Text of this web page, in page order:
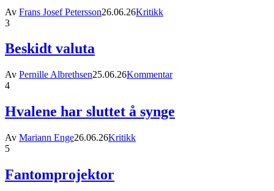
Av Frans Josef Petersson26.06.26Kritikk
3
Beskidt valuta
Av Pernille Albrethsen25.06.26Kommentar
4
Hvalene har sluttet å synge
Av Mariann Enge26.06.26Kritikk
5
Fantomprojektor